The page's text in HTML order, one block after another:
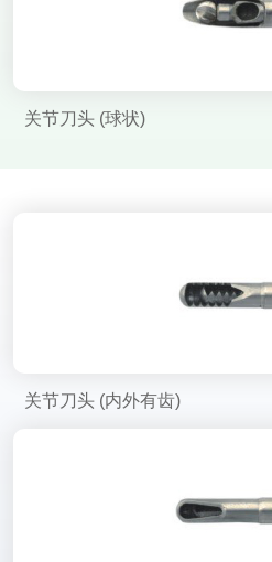
关节刀头 (球状)
关节刀头 (内外有齿)